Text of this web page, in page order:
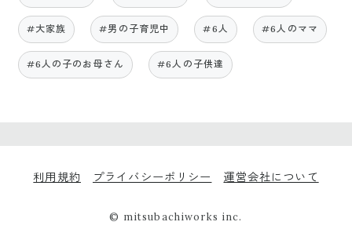
#大家族 #男の子育児中 #6人 #6人のママ
#6人の子のお母さん #6人の子供達
利用規約 プライバシーポリシー 運営会社について
© mitsubachiworks inc.